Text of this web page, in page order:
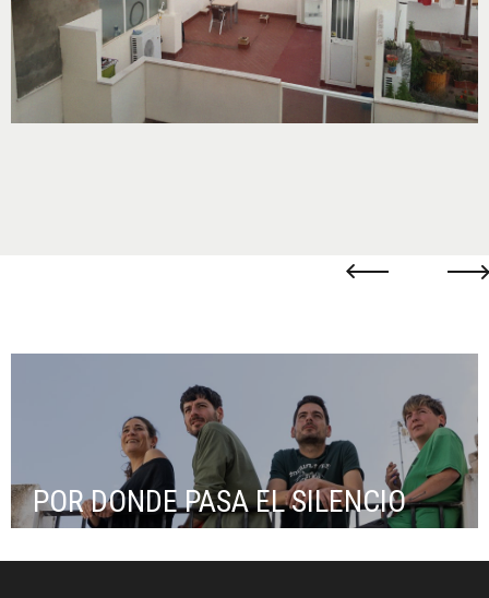
POR DONDE PASA EL SILENCIO